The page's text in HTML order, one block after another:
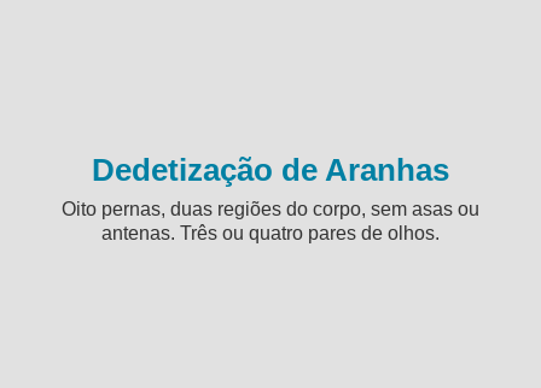
Dedetização de Aranhas
Oito pernas, duas regiões do corpo, sem asas ou
antenas. Três ou quatro pares de olhos.